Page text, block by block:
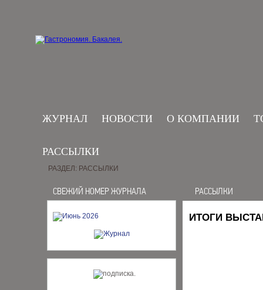
ЖУРНАЛ НОВОСТИ О КОМПАНИИ
РАССЫЛКИ
СВЕЖИЙ НОМЕР ЖУРНАЛА
РАЗДЕЛ: РАССЫЛКИ
РАССЫЛКИ
ИТОГИ